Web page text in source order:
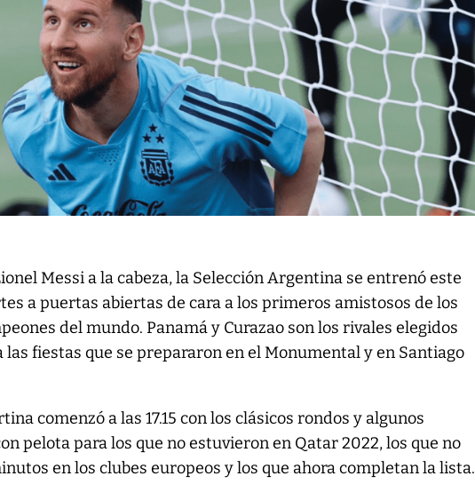
Messi a la cabeza, la Selección Argentina se entrenó este
a puertas abiertas de cara a los primeros amistosos de los
del mundo. Panamá y Curazao son los rivales elegidos
las fiestas que se prepararon en el Monumental y en Santiago
comenzó a las 17.15 con los clásicos rondos y algunos
pelota para los que no estuvieron en Qatar 2022, los que no
en los clubes europeos y los que ahora completan la lista.